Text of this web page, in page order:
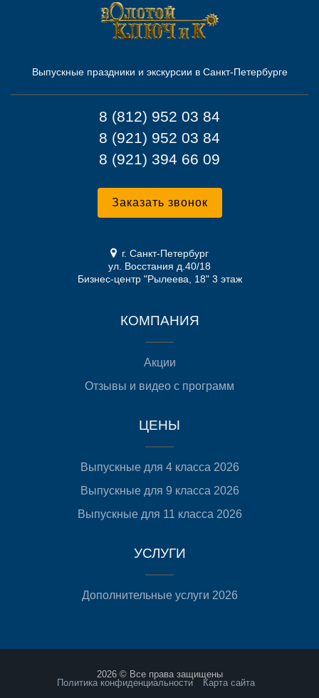
Выпускные праздники и экскурсии в Санкт-Петербурге
8 (812) 952 03 84
8 (921) 952 03 84
8 (921) 394 66 09
Заказать звонок
г. Санкт-Петербург
ул. Восстания д.40/18
Бизнес-центр "Рылеева, 18" 3 этаж
КОМПАНИЯ
Акции
Отзывы и видео с программ
ЦЕНЫ
Выпускные для 4 класса 2026
Выпускные для 9 класса 2026
Выпускные для 11 класса 2026
УСЛУГИ
Дополнительные услуги 2026
2026 © Все права защищены
Политика конфиденциальности
Карта сайта